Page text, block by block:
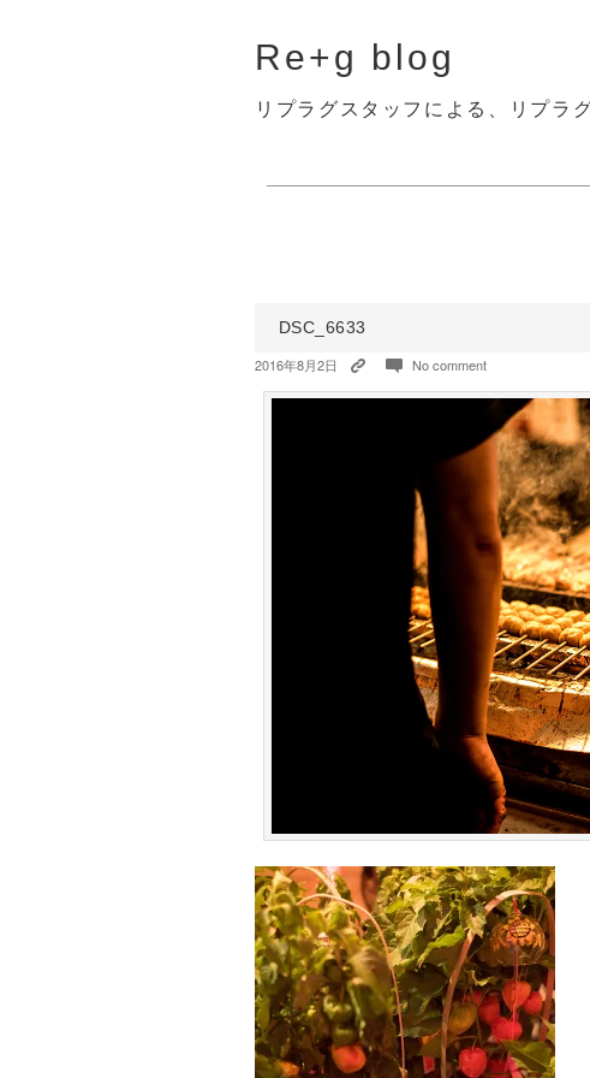
Re+g blog
リプラグスタッフによる、リプラ
DSC_6633
2016年8月2日
K c No comment